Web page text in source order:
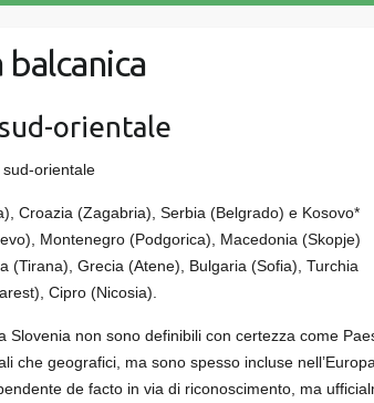
orientale
orientale
Croazia (Zagabria), Serbia (Belgrado) e Kosovo*
Montenegro (Podgorica), Macedonia (Skopje)
(Tirana), Grecia (Atene), Bulgaria (Sofia), Turchia
Cipro (Nicosia).
Slovenia non sono definibili con certezza come
che geografici, ma sono spesso incluse
de facto in via di riconoscimento, ma